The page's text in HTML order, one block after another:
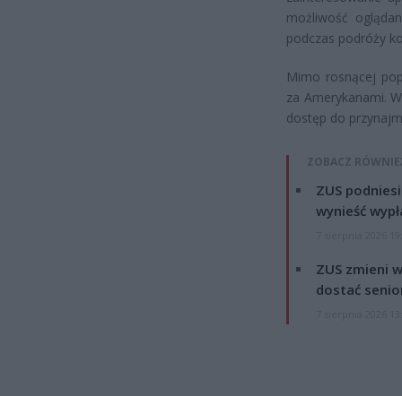
możliwość
podczas podróży
Mimo rosnącej
za Amerykanami.
dostęp do
ZOBACZ
ZUS
wynieść
ZUS zmieni
dostać